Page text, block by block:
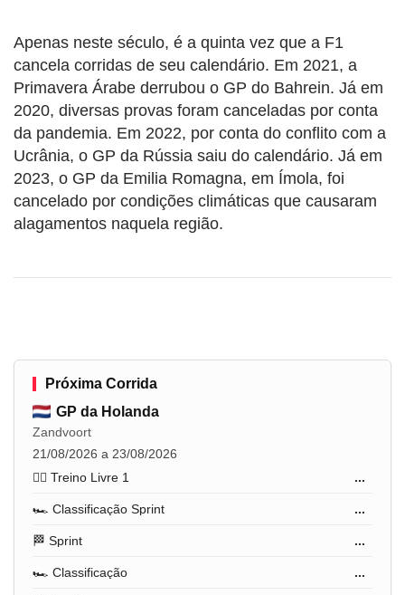
Apenas neste século, é a quinta vez que a F1
cancela corridas de seu calendário. Em 2021, a
Primavera Árabe derrubou o GP do Bahrein. Já em
2020, diversas provas foram canceladas por conta
da pandemia. Em 2022, por conta do conflito com a
Ucrânia, o GP da Rússia saiu do calendário. Já em
2023, o GP da Emilia Romagna, em Ímola, foi
cancelado por condições climáticas que causaram
alagamentos naquela região.
Próxima Corrida
GP da Holanda
Zandvoort
21/08/2026 a 23/08/2026
🏋️‍♂️ Treino Livre 1
...
🏎️ Classificação Sprint ...
🏁 Sprint ...
🏎️ Classificação ...